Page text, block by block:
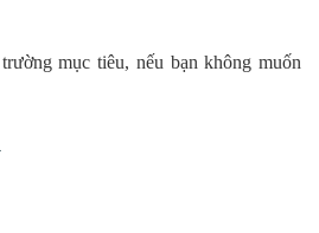
mục tiêu, nếu bạn không muốn